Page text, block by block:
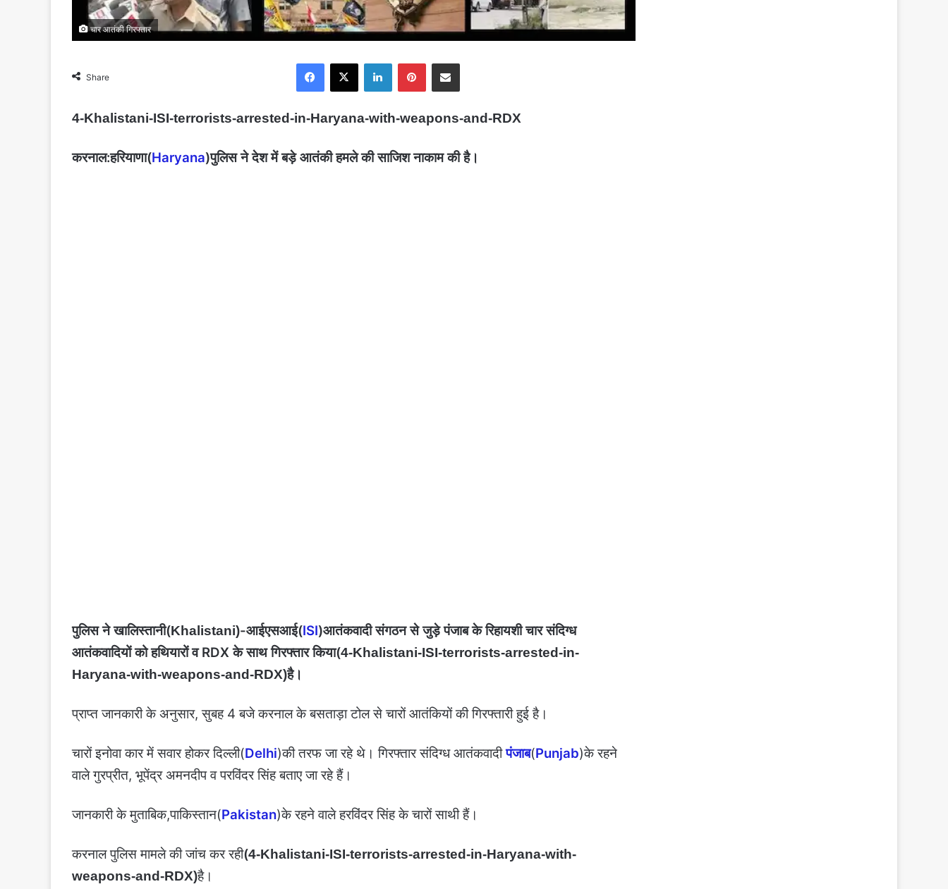
चार आतंकी गिरफ्तार
Share
Facebook X LinkedIn Pinterest Share via Email
4-Khalistani-ISI-terrorists-arrested-in-Haryana-with-weapons-and-RDX
करनाल:हरियाणा(Haryana)पुलिस ने देश में बड़े आतंकी हमले की साजिश नाकाम की है।
पुलिस ने खालिस्तानी(Khalistani)-आईएसआई(ISI)आतंकवादी संगठन से जुड़े पंजाब के रिहायशी चार संदिग्ध
आतंकवादियों को हथियारों व RDX के साथ गिरफ्तार किया(4-Khalistani-ISI-terrorists-arrested-in-
Haryana-with-weapons-and-RDX)है।
प्राप्त जानकारी के अनुसार, सुबह 4 बजे करनाल के बसताड़ा टोल से चारों आतंकियों की गिरफ्तारी हुई है।
चारों इनोवा कार में सवार होकर दिल्ली(Delhi)की तरफ जा रहे थे। गिरफ्तार संदिग्ध आतंकवादीपंजाब(Punjab)के रहने
वाले गुरप्रीत, भूपेंद्र अमनदीप व परविंदर सिंह बताए जा रहे हैं।
जानकारी के मुताबिक,पाकिस्तान(Pakistan)के रहने वाले हरविंदर सिंह के चारों साथी हैं।
करनाल पुलिस मामले की जांच कर रही(4-Khalistani-ISI-terrorists-arrested-in-Haryana-with-
weapons-and-RDX)है।